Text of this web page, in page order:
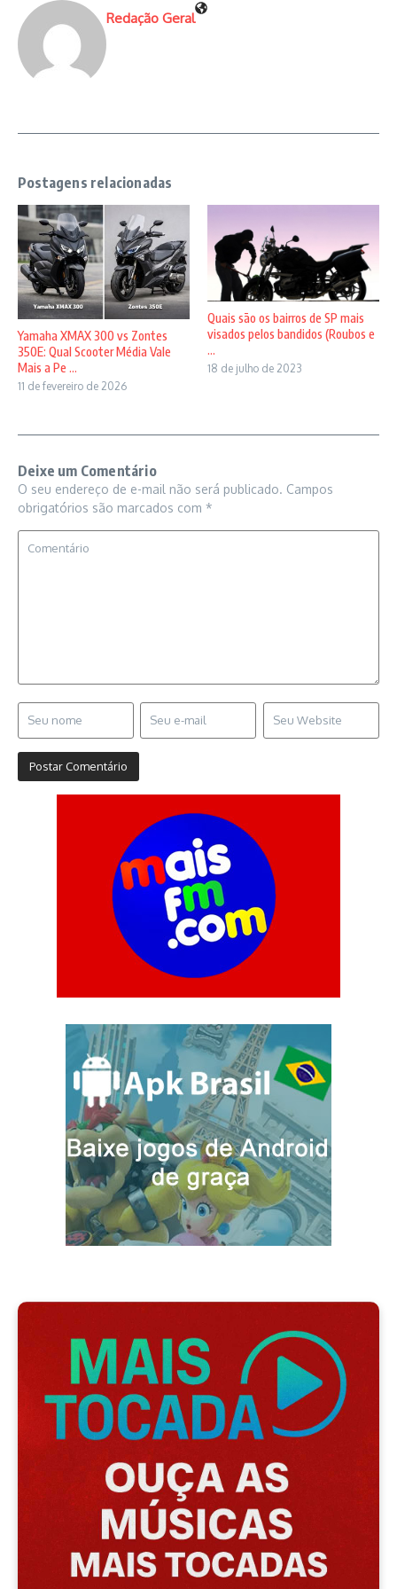
Redação Geral
Postagens relacionadas
Yamaha XMAX 300 vs Zontes
350E: Qual Scooter Média Vale
Mais a Pe ...
11 de fevereiro de 2026
Quais são os bairros de SP mais
visados pelos bandidos (Roubos e
...
18 de julho de 2023
Deixe um Comentário
O seu endereço de e-mail não será publicado. Campos
obrigatórios são marcados com *